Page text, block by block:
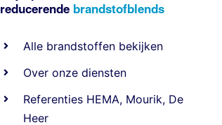
reducerende brandstofblends
Alle brandstoffen bekijken
Over onze diensten
Referenties HEMA, Mourik, De
Heer